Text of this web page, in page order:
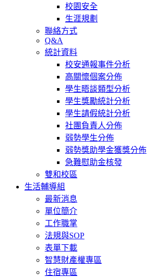
校園安全
生涯規劃
聯絡方式
Q&A
統計資料
校安通報事件分析
高關懷個案分佈
學生晤談類型分析
學生獎勵統計分析
學生請假統計分析
社團負責人分佈
弱勢學生分佈
弱勢獎助學金獲獎分佈
急難慰助金核發
雙和校區
生活輔導組
最新消息
單位簡介
工作職掌
法規與SOP
表單下載
智慧財產權專區
住宿專區